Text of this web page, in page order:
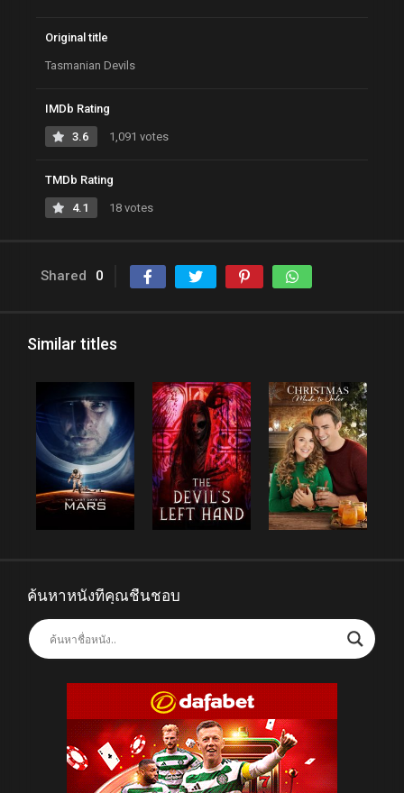
Original title
Tasmanian Devils
IMDb Rating
3.6 1,091 votes
TMDb Rating
4.1 18 votes
Shared 0
Similar titles
ค้นหาหนังที่คุณชื่นชอบ